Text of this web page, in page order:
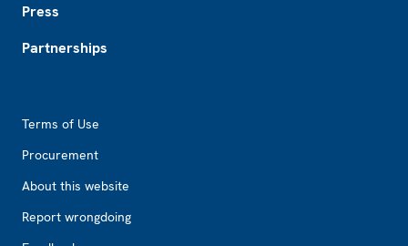
Press
Partnerships
Terms of Use
Procurement
About this website
Report wrongdoing